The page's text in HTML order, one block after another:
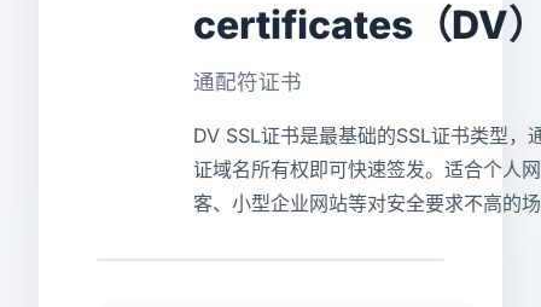
CNY
certificates（DV
通配符证书
DV SSL证书是最基础的SSL证书类型，
证域名所有权即可快速签发。适合个人
客、小型企业网站等对安全要求不高的